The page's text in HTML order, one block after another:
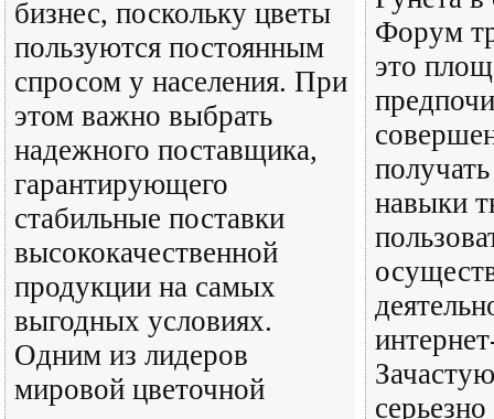
бизнес, поскольку цветы
пользуются постоянным
спросом у населения. При
этом важно выбрать
надежного поставщика,
гарантирующего
стабильные поставки
высококачественной
продукции на самых
выгодных условиях.
Одним из лидеров
мировой цветочной
Форум
это
навыки
серьезно